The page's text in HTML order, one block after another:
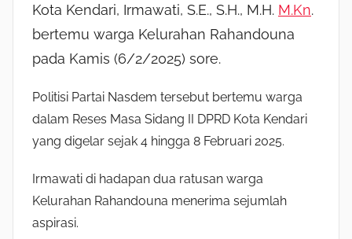
Kota Kendari, Irmawati, S.E., S.H., M.H. M.Kn.
bertemu warga Kelurahan Rahandouna
pada Kamis (6/2/2025) sore.
Politisi Partai Nasdem tersebut bertemu warga
dalam Reses Masa Sidang II DPRD Kota Kendari
yang digelar sejak 4 hingga 8 Februari 2025.
Irmawati di hadapan dua ratusan warga
Kelurahan Rahandouna menerima sejumlah
aspirasi.